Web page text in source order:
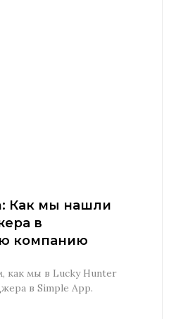
Как мы нашли
в
компанию
как мы в Lucky Hunter
в Simple App.